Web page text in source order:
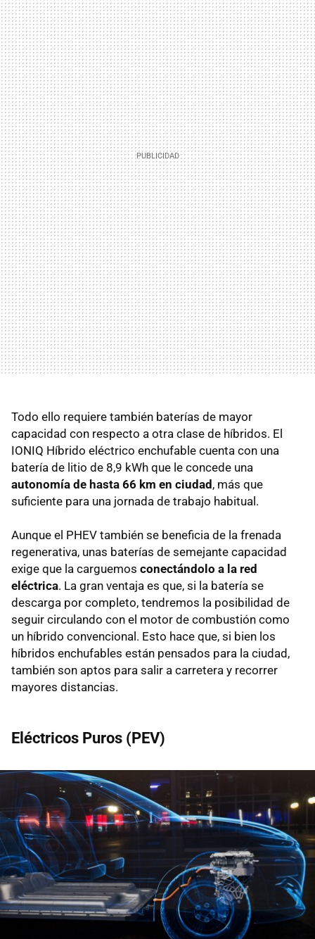
Todo ello requiere también baterías de mayor
capacidad con respecto a otra clase de híbridos. El
IONIQ Híbrido eléctrico enchufable cuenta con una
batería de litio de 8,9 kWh que le concede una
autonomía de hasta 66 km en ciudad, más que
suficiente para una jornada de trabajo habitual.
Aunque el PHEV también se beneficia de la frenada
regenerativa, unas baterías de semejante capacidad
exige que la carguemos conectándolo a la red
eléctrica. La gran ventaja es que, si la batería se
descarga por completo, tendremos la posibilidad de
seguir circulando con el motor de combustión como
un híbrido convencional. Esto hace que, si bien los
híbridos enchufables están pensados para la ciudad,
también son aptos para salir a carretera y recorrer
mayores distancias.
Eléctricos Puros (PEV)